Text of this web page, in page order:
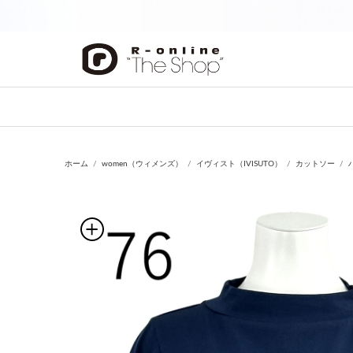
ホーム women（ウィメンズ） イヴィスト（IVISUTO） カットソー